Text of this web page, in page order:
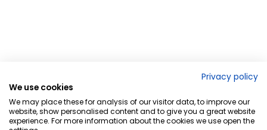
Privacy policy
We use cookies
We may place these for analysis of our visitor data, to improve our
website, show personalised content and to give you a great website
experience. For more information about the cookies we use open the